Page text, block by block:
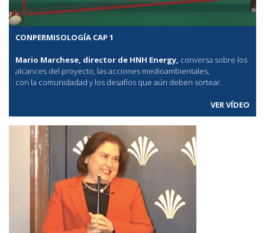
CONPERMISOLOGÍA CAP 1
Mario Marchese, director de HNH Energy, conversa sobre los
alcances del proyecto, las acciones medioambientales,
con la comunidadad y los desafíos que aún deben sortear.
VER VÍDEO